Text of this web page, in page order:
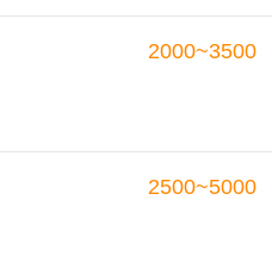
2000~3500
2500~5000